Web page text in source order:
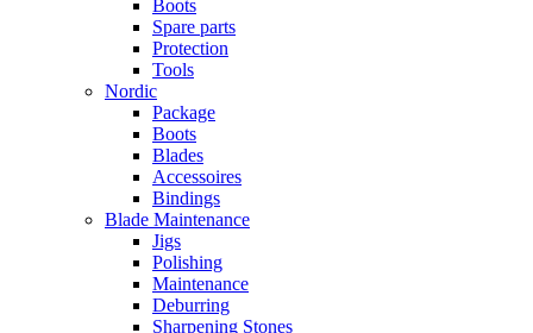
Boots
Spare parts
Protection
Tools
Nordic
Package
Boots
Blades
Accessoires
Bindings
Blade Maintenance
Jigs
Polishing
Maintenance
Deburring
Sharpening Stones